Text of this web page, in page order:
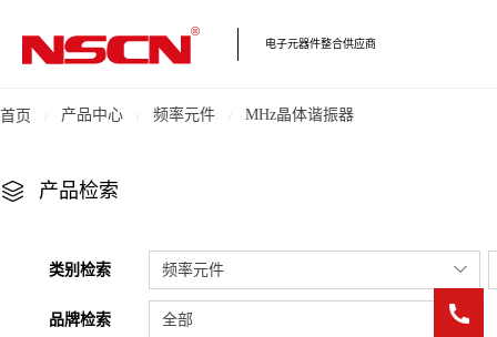
电子元器件整合供应商
首页 产品中心 频率元件 MHz晶体谐振器
产品检索
类别检索 频率元件
品牌检索 全部